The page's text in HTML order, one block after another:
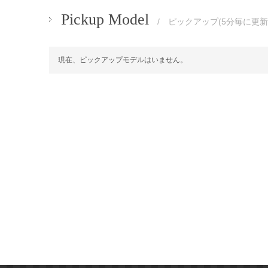
Pickup Model / ピックアップ(5分毎に更
現在、ピックアップモデルはいません。